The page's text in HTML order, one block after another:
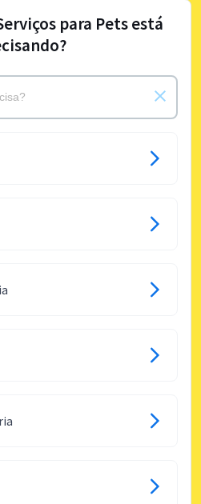
para Pets está